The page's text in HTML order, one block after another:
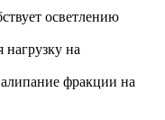
осветлению
нагрузку на
фракции на